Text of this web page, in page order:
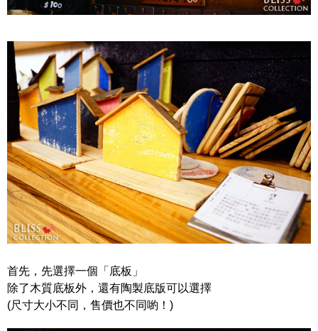
首先，先選擇一個「底板」
除了木質底板外，還有陶製底版可以選擇
(尺寸大小不同，售價也不同喲！)